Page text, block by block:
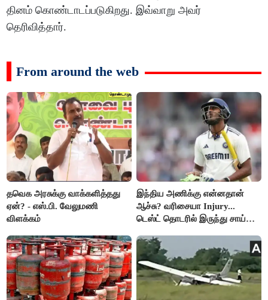
தினம் கொண்டாடப்படுகிறது. இவ்வாறு அவர்
தெரிவித்தார்.
From around the web
தவெக அரசுக்கு வாக்களித்தது
ஏன்? - எஸ்.பி. வேலுமணி
விளக்கம்
இந்திய அணிக்கு என்னதான்
ஆச்சு? வரிசையா Injury...
டெஸ்ட் தொடரில் இருந்து சாய்